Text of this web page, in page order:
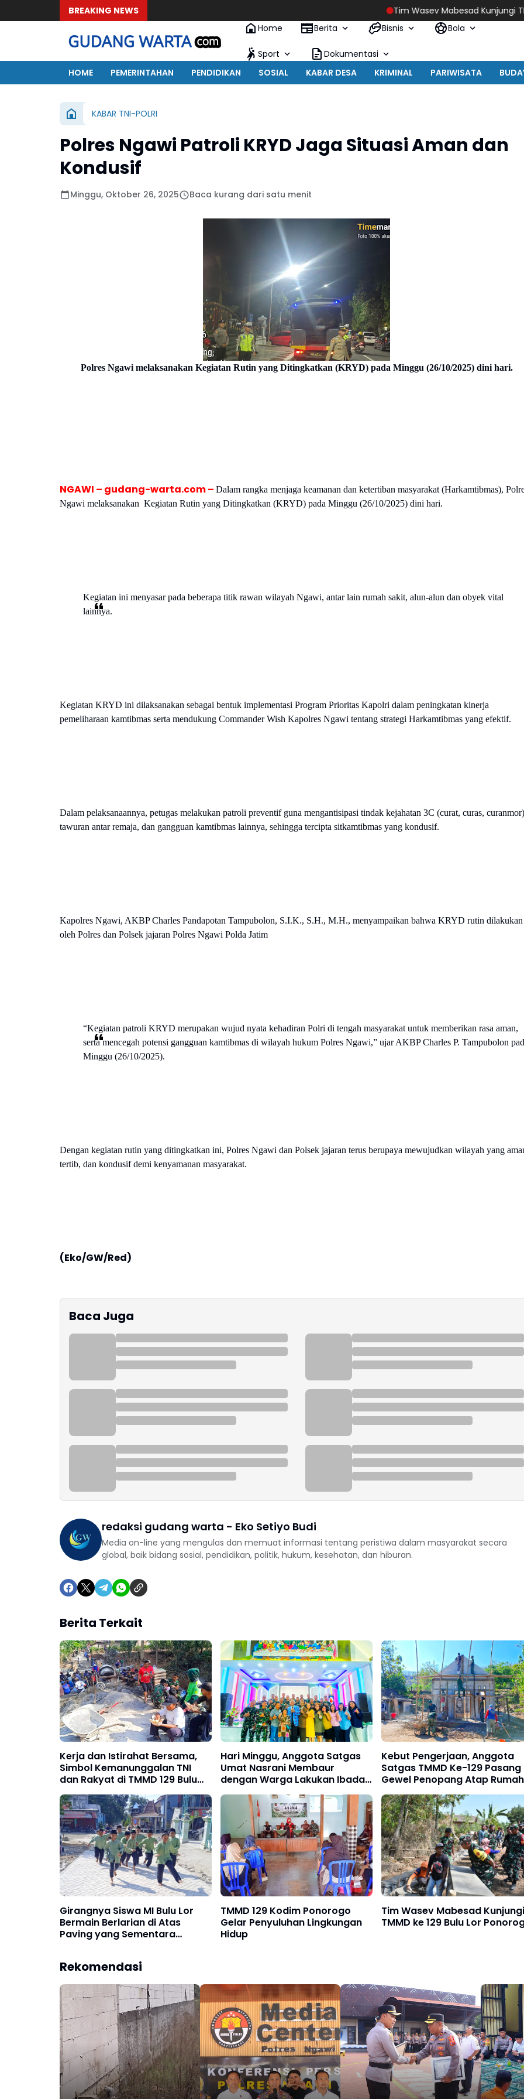
BREAKING NEWS
Tim Wasev Mabesad Kunjungi TMMD ke 129
Home
Berita Bisnis Bola
Sport
Dokumentasi
HOME
PEMERINTAHAN PENDIDIKAN SOSIAL KABAR DESA KRIMINAL PARIWISATA
KABAR TNI-POLRI
Polres Ngawi Patroli KRYD Jaga Situasi Aman dan
Kondusif
Minggu, Oktober 26, 2025 Baca kurang dari satu menit
Polres Ngawi melaksanakan Kegiatan Rutin yang Ditingkatkan (KRYD) pada Minggu (26/10/2025) dini hari.
NGAWI – gudang-warta.com – Dalam rangka menjaga keamanan dan ketertiban masyarakat (Harkamtibmas),
Ngawi melaksanakan Kegiatan Rutin yang Ditingkatkan (KRYD) pada Minggu (26/10/2025) dini hari.
Kegiatan ini menyasar pada beberapa titik rawan wilayah Ngawi, antar lain rumah sakit, alun-alun dan obyek vital
lainnya.
Kegiatan KRYD ini dilaksanakan sebagai bentuk implementasi Program Prioritas Kapolri dalam peningkatan kinerja
pemeliharaan kamtibmas serta mendukung Commander Wish Kapolres Ngawi tentang strategi Harkamtibmas yang efektif.
Dalam pelaksanaannya, petugas melakukan patroli preventif guna mengantisipasi tindak kejahatan 3C (curat, curas,
tawuran antar remaja, dan gangguan kamtibmas lainnya, sehingga tercipta sitkamtibmas yang kondusif.
Kapolres Ngawi, AKBP Charles Pandapotan Tampubolon, S.I.K., S.H., M.H., menyampaikan bahwa KRYD rutin dilakukan
oleh Polres dan Polsek jajaran Polres Ngawi Polda Jatim
“Kegiatan patroli KRYD merupakan wujud nyata kehadiran Polri di tengah masyarakat untuk memberikan rasa aman,
serta mencegah potensi gangguan kamtibmas di wilayah hukum Polres Ngawi,” ujar AKBP Charles P. Tampubolon
Minggu (26/10/2025).
Dengan kegiatan rutin yang ditingkatkan ini, Polres Ngawi dan Polsek jajaran terus berupaya mewujudkan wilayah yang
tertib, dan kondusif demi kenyamanan masyarakat.
(Eko/GW/Red)
Baca Juga
redaksi gudang warta - Eko Setiyo Budi
Media on-line yang mengulas dan memuat informasi tentang peristiwa dalam masyarakat secara
global, baik bidang sosial, pendidikan, politik, hukum, kesehatan, dan hiburan.
Berita Terkait
Kerja dan Istirahat Bersama,
Simbol Kemanunggalan TNI
dan Rakyat di TMMD 129 Bulu
Lor Ponorogo
Hari Minggu, Anggota Satgas
Umat Nasrani Membaur
dengan Warga Lakukan Ibadah
di Gereja
Kebut Pengerjaan, Anggota
Satgas TMMD Ke-129 Pasang
Gewel Penopang Atap Rumah
Sasaran Rehab RTLH
Girangnya Siswa MI Bulu Lor
Bermain Berlarian di Atas
Paving yang Sementara
TMMD 129 Kodim Ponorogo
Gelar Penyuluhan Lingkungan
Hidup
Tim Wasev Mabesad Kunjungi
TMMD ke 129 Bulu Lor
Rekomendasi